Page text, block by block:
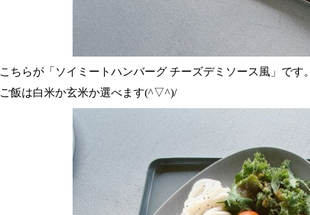
こちらが「ソイミートハンバーグ チーズデミソース風」です。
ご飯は白米か玄米か選べます(^▽^)/